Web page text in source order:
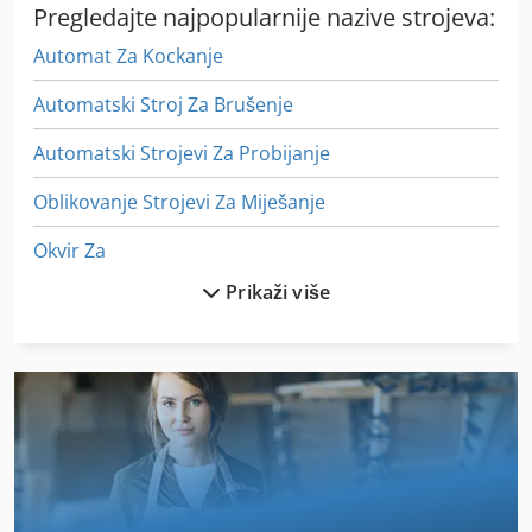
Pregledajte najpopularnije nazive strojeva:
Automat Za Kockanje
Automatski Stroj Za Brušenje
Automatski Strojevi Za Probijanje
Oblikovanje Strojevi Za Miješanje
Okvir Za
On 06 Utovarivačem
Role Stroj Za Savijanje
Rub Ljepilo Za
Stroj Za Pranje Rublja
Prikaži više